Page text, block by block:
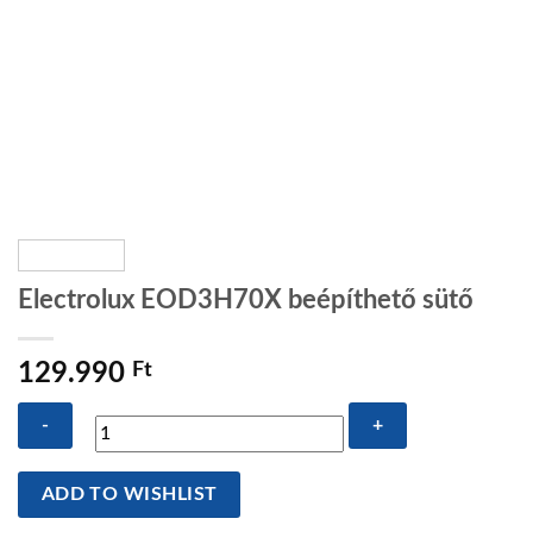
Electrolux EOD3H70X beépíthető sütő
129.990 Ft
Electrolux
EOD3H70X
ADD TO WISHLIST